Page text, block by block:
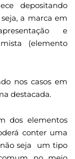
depositando
a marca em
e
(elemento
nos casos em
destacada.
dos elementos
conter uma
não seja um tipo